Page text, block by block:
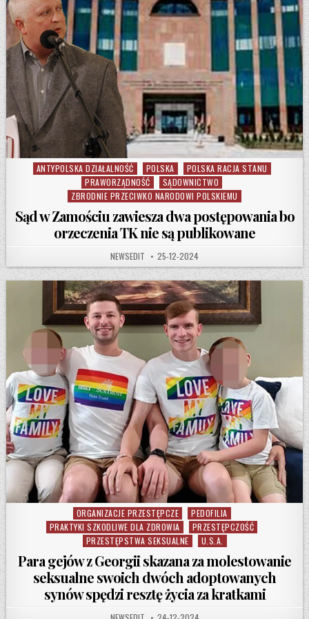
Posted in
ANTYPOLSKA DZIAŁALNOŚĆ POLSKA
POLSKA RACJA STANU
PRAWORZĄDNOŚĆ
SĄDOWNICTWO
ZBRODNIE PRZECIWKO NARODOWI POLSKIEMU
Sąd w Zamościu zawiesza dwa postępowania bo
orzeczenia TK nie są publikowane
AUTHOR:
NEWSEDIT PUBLISHED DATE:
25-12-2024
Posted in
ORGANIZACJE PRZESTĘPCZE
PEDOFILIA
PRAKTYKI SZKODLIWE DLA ZDROWIA
PRZESTĘPCZOŚĆ
PRZESTĘPSTWA SEKSUALNE
U.S.A.
Para gejów z Georgii skazana za molestowanie
seksualne swoich dwóch adoptowanych
synów spędzi resztę życia za kratkami
AUTHOR: PUBLISHED DATE: